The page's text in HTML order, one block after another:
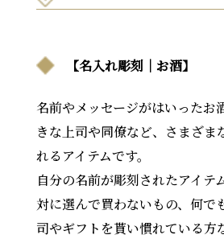
【名入れ彫刻｜お酒】
名前やメッセージがはいったお
きな上司や同僚など、さまざま
れるアイテムです。
自分の名前が彫刻されたアイテ
対に選んで買わないもの、何で
司やギフトを貰い慣れている方